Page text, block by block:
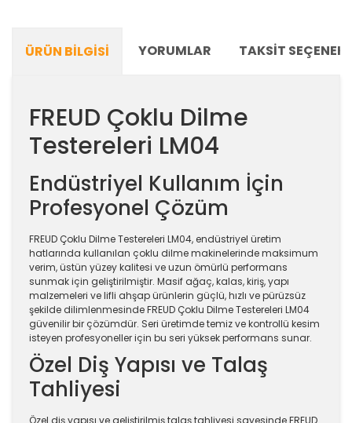
ÜRÜN BILGISI YORUMLAR TAKSIT
FREUD Çoklu Dilme
Testereleri LM04
Endüstriyel Kullanım İçin
Profesyonel Çözüm
FREUD Çoklu Dilme Testereleri LM04, endüstriyel üretim
hatlarında kullanılan çoklu dilme makinelerinde maksimum
verim, üstün yüzey kalitesi ve uzun ömürlü performans
sunmak için geliştirilmiştir. Masif ağaç, kalas, kiriş, yapı
malzemeleri ve lifli ahşap ürünlerin güçlü, hızlı ve pürüzsüz
şekilde dilimlenmesinde FREUD Çoklu Dilme Testereleri LM04
güvenilir bir çözümdür. Seri üretimde temiz ve kontrollü kesim
isteyen profesyoneller için bu seri yüksek performans sunar.
Özel Diş Yapısı ve Talaş
Tahliyesi
Özel diş yapısı ve geliştirilmiş talaş tahliyesi sayesinde FREUD